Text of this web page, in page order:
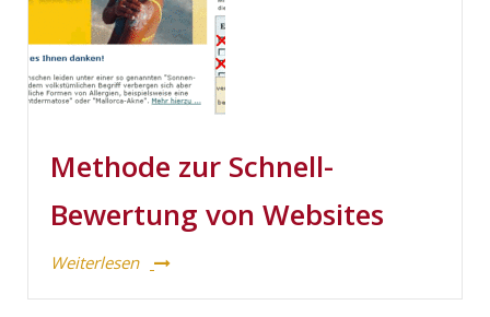
Methode zur Schnell-
Bewertung von Websites
Weiterlesen